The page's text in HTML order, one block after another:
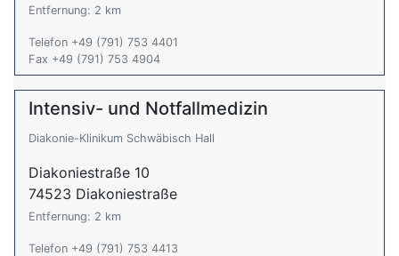
Entfernung: 2 km
Telefon +49 (791) 753 4401
Fax +49 (791) 753 4904
Intensiv- und Notfallmedizin
Diakonie-Klinikum Schwäbisch Hall
Diakoniestraße 10
74523 Diakoniestraße
Entfernung: 2 km
Telefon +49 (791) 753 4413